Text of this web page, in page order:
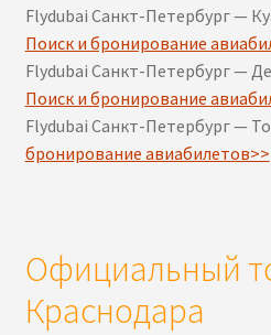
Flydubai Санкт-Петербург —
Поиск и бронирование
Flydubai Санкт-Петербург —
Поиск и бронирование
Flydubai Санкт-Петербург —
бронирование авиабилетов>>
Официальный
Краснодара